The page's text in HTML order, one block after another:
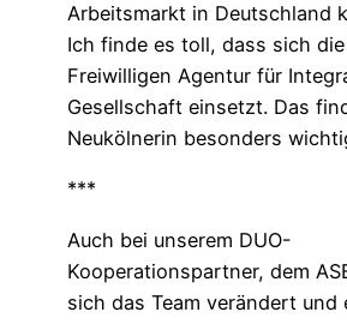
Arbeitsmarkt in Deutschland
Ich finde es toll, dass sich
Freiwilligen Agentur für
Gesellschaft einsetzt. Das
Neukölnerin besonders
***
Auch bei unserem DUO-
Kooperationspartner, dem
sich das Team verändert und